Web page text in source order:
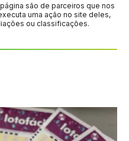
são de parceiros que nos
uma ação no site deles,
ou classificações.